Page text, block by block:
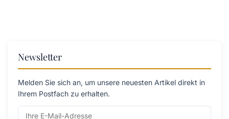
Newsletter
Melden Sie sich an, um unsere neuesten Artikel direkt in
Ihrem Postfach zu erhalten.